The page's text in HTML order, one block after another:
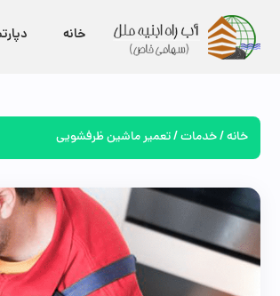
خانه
خانه/خدمات/ تعمیر ماشین ظرفشویی